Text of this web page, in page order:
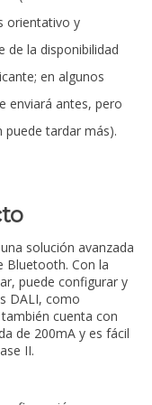
orientativo y
de la disponibilidad
en algunos
enviará antes, pero
puede tardar más).
solución avanzada
Bluetooth. Con la
puede configurar y
DALI, como
cuenta con
de 200mA y es fácil
II.